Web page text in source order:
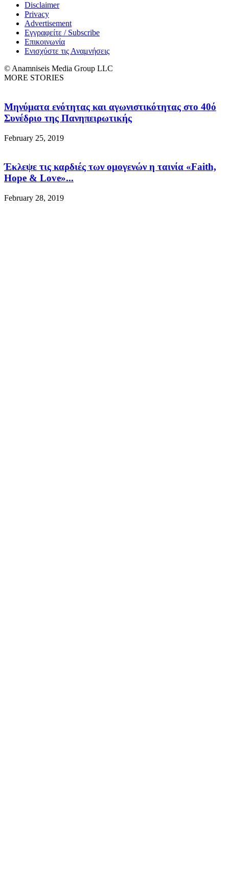
Disclaimer
Privacy
Advertisement
Εγγραφείτε / Subscribe
Επικοινωνία
Ενισχύστε τις Αναμνήσεις
© Anamniseis Media Group LLC
MORE STORIES
Μηνύματα ενότητας και αγωνιστικότητας στο 40ό
Συνέδριο της Πανηπειρωτικής
February 25, 2019
Έκλεψε τις καρδιές των ομογενών η ταινία «Faith,
Hope & Love»...
February 28, 2019